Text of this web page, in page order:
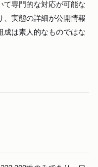
て専門的な対応が可能な
、実態の詳細が公開情報
成は素人的なものではな